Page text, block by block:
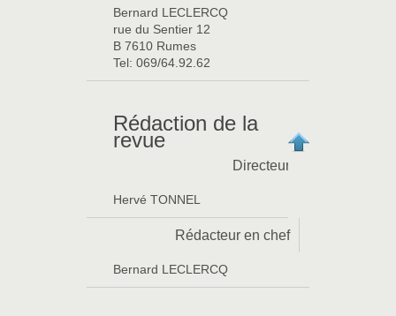
Bernard LECLERCQ
rue du Sentier 12
B 7610 Rumes
Tel: 069/64.92.62
Rédaction de la
revue
Directeur
Hervé TONNEL
Rédacteur en chef
Bernard LECLERCQ